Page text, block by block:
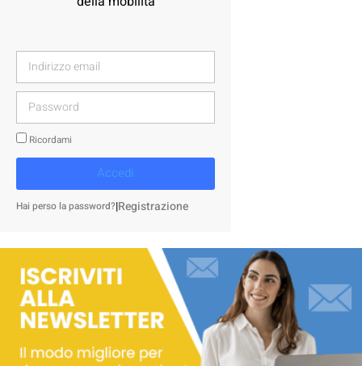
Ricordami
Accedi
Hai perso la password?|Registrazione